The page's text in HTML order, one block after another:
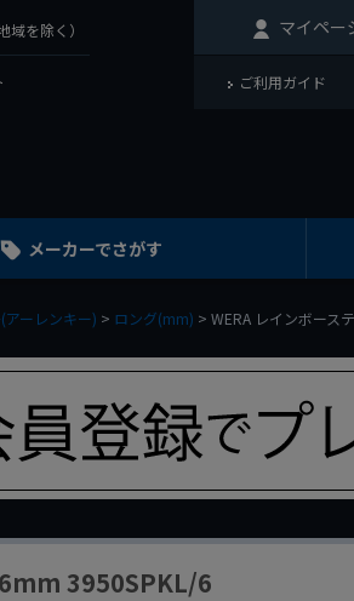
を除く） マイペー
ご利用ガイド
メーカーでさがす
アーレンキー) ロング(mm) WERA レインボース
6mm 3950SPKL/6